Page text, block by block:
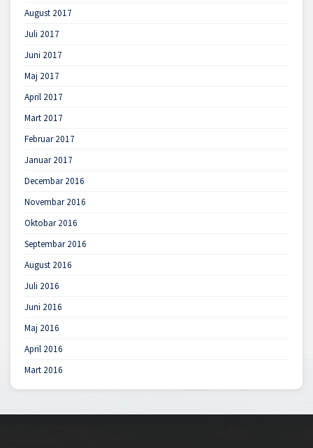
August 2017
Juli 2017
Juni 2017
Maj 2017
April 2017
Mart 2017
Februar 2017
Januar 2017
Decembar 2016
Novembar 2016
Oktobar 2016
Septembar 2016
August 2016
Juli 2016
Juni 2016
Maj 2016
April 2016
Mart 2016